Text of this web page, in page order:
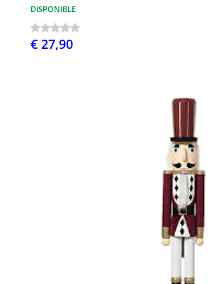
DISPONIBLE
€ 27,90